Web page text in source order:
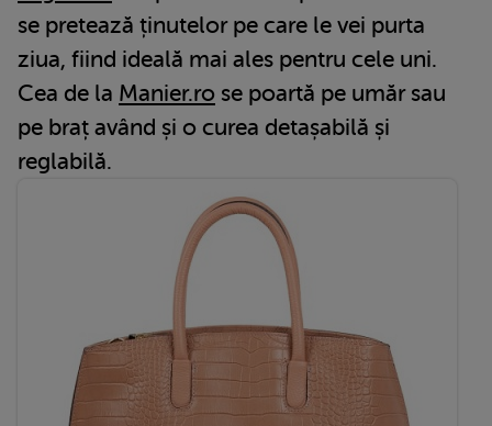
se pretează ținutelor pe care le vei purta
ziua, fiind ideală mai ales pentru cele uni.
Cea de la Manier.ro se poartă pe umăr sau
pe braț având și o curea detașabilă și
reglabilă.